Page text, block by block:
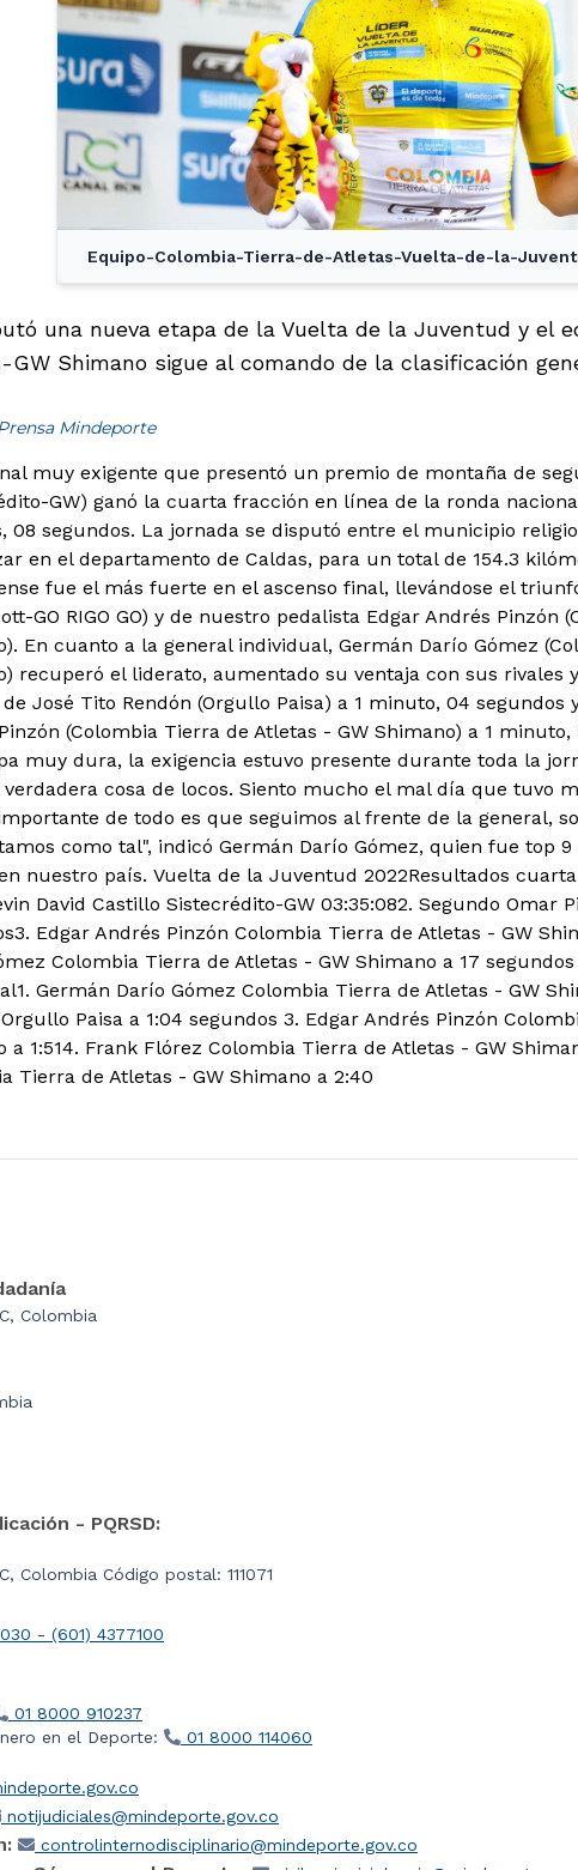
Equipo-Colombia-Tierra-de-Atletas-Vuelta-de-la-
una nueva etapa de la Vuelta de la Juventud y el
GW Shimano sigue al comando de la clasificación
Mindeporte
muy exigente que presentó un premio de montaña de
GW) ganó la cuarta fracción en línea de la ronda
08 segundos. La jornada se disputó entre el municipio
en el departamento de Caldas, para un total de 154.3
fue el más fuerte en el ascenso final, llevándose el
GO RIGO GO) y de nuestro pedalista Edgar Andrés Pinzón
En cuanto a la general individual, Germán Darío Gómez
recuperó el liderato, aumentado su ventaja con sus rivales
José Tito Rendón (Orgullo Paisa) a 1 minuto, 04 segundos
(Colombia Tierra de Atletas - GW Shimano) a 1
muy dura, la exigencia estuvo presente durante toda la
cosa de locos. Siento mucho el mal día que tuvo
de todo es que seguimos al frente de la general,
como tal", indicó Germán Darío Gómez, quien fue top
nuestro país. Vuelta de la Juventud 2022Resultados
David Castillo Sistecrédito-GW 03:35:082. Segundo Omar
Edgar Andrés Pinzón Colombia Tierra de Atletas - GW
Colombia Tierra de Atletas - GW Shimano a 17
Germán Darío Gómez Colombia Tierra de Atletas - GW
Paisa a 1:04 segundos 3. Edgar Andrés Pinzón
a 1:514. Frank Flórez Colombia Tierra de Atletas - GW
Tierra de Atletas - GW Shimano a 2:40
Colombia
- PQRSD:
Colombia Código postal: 111071
- (601) 4377100
01 8000 910237
en el Deporte:
01 8000 114060
notijudiciales@mindeporte.gov.co
controlinternodisciplinario@mindeporte.gov.co